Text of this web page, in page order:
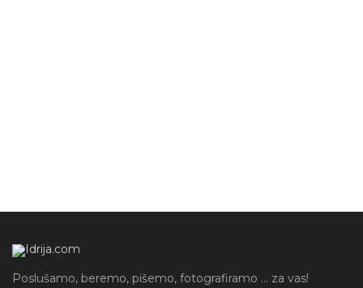
Poslušamo, beremo, pišemo, fotografiramo ... za vas!